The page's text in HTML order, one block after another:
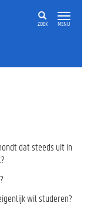
ZOEK MENU
dat steeds uit in
wil studeren?